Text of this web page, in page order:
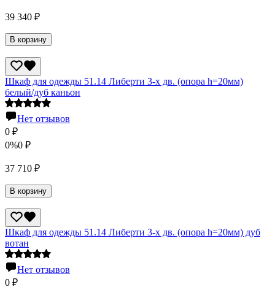
39 340 ₽
В корзину
Шкаф для одежды 51.14 Либерти 3-х дв. (опора h=20мм)
белый/дуб каньон
Нет отзывов
0 ₽
0%0 ₽
37 710 ₽
В корзину
Шкаф для одежды 51.14 Либерти 3-х дв. (опора h=20мм) дуб
вотан
Нет отзывов
0 ₽